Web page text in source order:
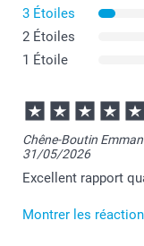
3 Étoiles
2 Étoiles
1 Étoile
Chêne-Boutin
31/05/2026
Excellent rapport
Montrer les